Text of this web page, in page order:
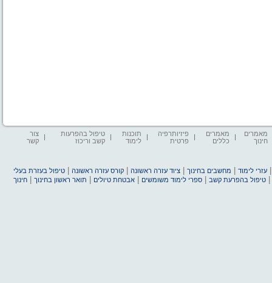
מאמרים
חינוך
מאמרים
כללים
פיזיותרפיה
פרטית
תוכנות
לימוד
טיפול בהפרעות
קשב וריכוז
צור
קשר
עזרי לימוד מחשבים בחינוך |ציוד עזרה ראשונה |קורס עזרה ראשונה |טיפול בעזרת בעלי
|טיפול בהפרעת קשב |ספרי לימוד משומשים |אבטחת טיולים תואר ראשון בחינוך |חינוך